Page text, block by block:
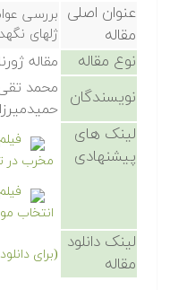
عنوان اصلی
مقاله
بررسی
ژلهای
نوع مقاله مقاله
نویسندگان
محمد تقی
لینک های
پیشنهادی
مخرب در
انتخاب
لینک دانلود
مقاله
(برای